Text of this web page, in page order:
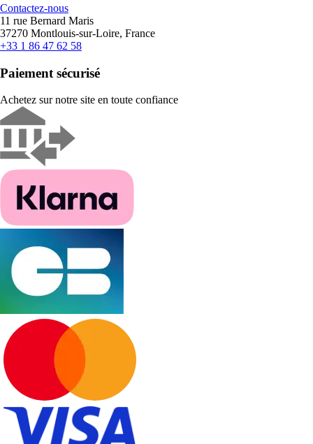
Contactez-nous
11 rue Bernard Maris
37270 Montlouis-sur-Loire, France
+33 1 86 47 62 58
Paiement sécurisé
Achetez sur notre site en toute confiance